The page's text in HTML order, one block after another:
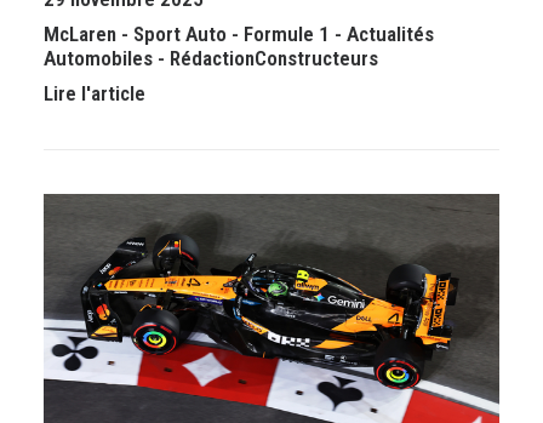
McLaren - Sport Auto - Formule 1 - Actualités
Automobiles - RédactionConstructeurs
Lire l'article